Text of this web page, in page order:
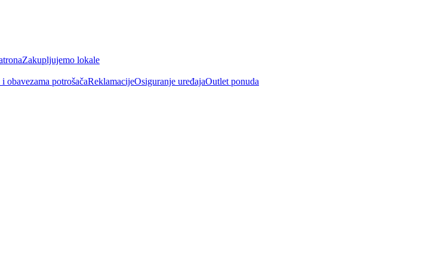
Zakupljujemo lokale
obavezama potrošačaReklamacijeOsiguranje uređajaOutlet ponuda